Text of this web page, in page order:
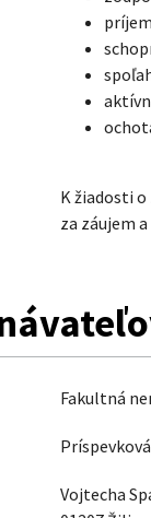
K žiadosti
za záujem
Fakultná
Vojtecha